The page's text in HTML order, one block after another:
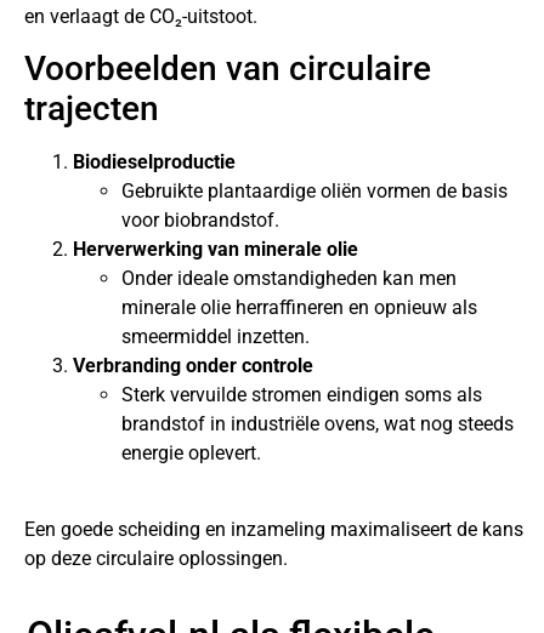
en verlaagt de CO₂-uitstoot.
Voorbeelden van circulaire
trajecten
Biodieselproductie
Gebruikte plantaardige oliën vormen de basis
voor biobrandstof.
Herverwerking van minerale olie
Onder ideale omstandigheden kan men
minerale olie herraffineren en opnieuw als
smeermiddel inzetten.
Verbranding onder controle
Sterk vervuilde stromen eindigen soms als
brandstof in industriële ovens, wat nog steeds
energie oplevert.
Een goede scheiding en inzameling maximaliseert de kans
op deze circulaire oplossingen.